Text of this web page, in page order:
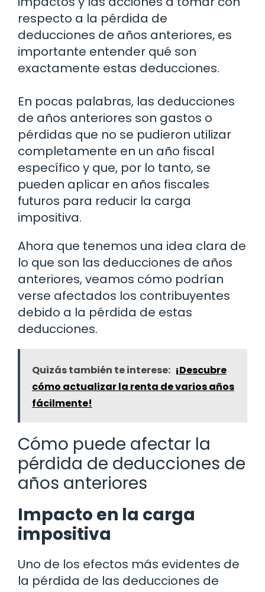
respecto a la pérdida de
deducciones de años anteriores, es
importante entender qué son
exactamente estas deducciones.
En pocas palabras, las deducciones
de años anteriores son gastos o
pérdidas que no se pudieron utilizar
completamente en un año fiscal
específico y que, por lo tanto, se
pueden aplicar en años fiscales
futuros para reducir la carga
impositiva.
Ahora que tenemos una idea clara de
lo que son las deducciones de años
anteriores, veamos cómo podrían
verse afectados los contribuyentes
debido a la pérdida de estas
deducciones.
Quizás también te interese: ¡Descubre
cómo actualizar la renta de varios años
fácilmente!
Cómo puede afectar la
pérdida de deducciones de
años anteriores
Impacto en la carga
impositiva
Uno de los efectos más evidentes de
la pérdida de las deducciones de